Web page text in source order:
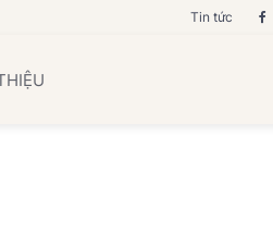
Tin tức